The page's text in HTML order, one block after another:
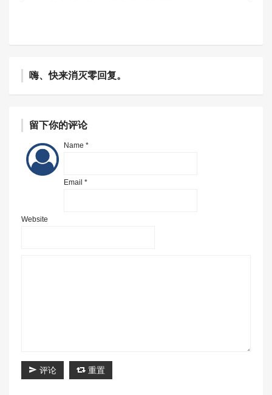
嗨、快来消灭零回复。
留下你的评论
Name *
Email *
Website
评论 重置